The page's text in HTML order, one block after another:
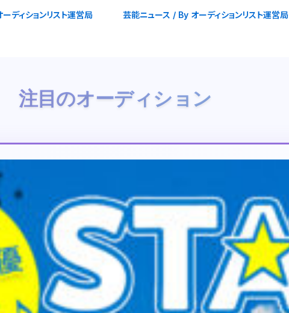
ーディションリスト運営局 芸能ニュース / By オーディションリスト運営局
注目のオーディション